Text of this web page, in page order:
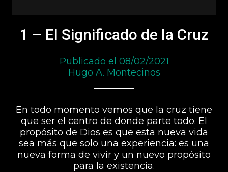
1 – El Significado de la Cruz
Publicado el 08/02/2021
Hugo A. Montecinos
En todo momento vemos que la cruz tiene
que ser el centro de donde parte todo. El
propósito de Dios es que esta nueva vida
sea más que solo una experiencia: es una
nueva forma de vivir y un nuevo propósito
para la existencia.